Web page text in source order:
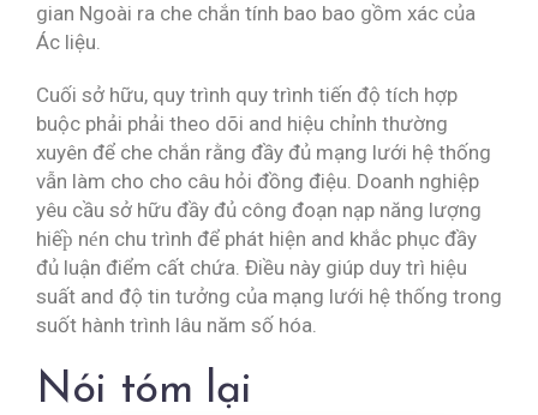
gian Ngoài ra che chắn tính bao bao gồm xác của
Ác liệu.
Cuối sở hữu, quy trình quy trình tiến độ tích hợp
buộc phải phải theo dõi and hiệu chỉnh thường
xuyên để che chắn rằng đầy đủ mạng lưới hệ thống
vẫn làm cho cho câu hỏi đồng điệu. Doanh nghiệp
yêu cầu sở hữu đầy đủ công đoạn nạp năng lượng
hiếp̀ nén chu trình để phát hiện and khắc phục đầy
đủ luận điểm cất chứa. Điều này giúp duy trì hiệu
suất and độ tin tưởng của mạng lưới hệ thống trong
suốt hành trình lâu năm số hóa.
Nói tóm lại